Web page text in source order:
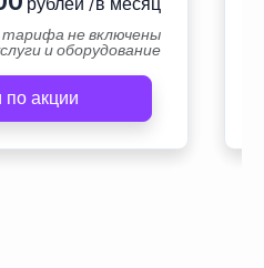
не включены
и оборудование
акции